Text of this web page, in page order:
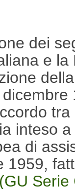
dei
e
inteso
di
1959,
(GU Serie